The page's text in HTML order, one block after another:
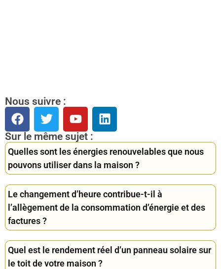
Nous suivre :
Sur le même sujet :
Quelles sont les énergies renouvelables que nous
pouvons utiliser dans la maison ?
Le changement d’heure contribue-t-il à
l’allègement de la consommation d’énergie et des
factures ?
Quel est le rendement réel d’un panneau solaire sur
le toit de votre maison ?